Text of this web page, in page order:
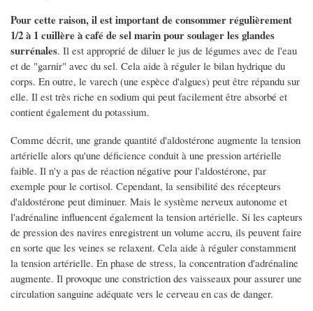
Pour cette raison, il est important de consommer régulièrement
1/2 à 1 cuillère à café de sel marin pour soulager les glandes
surrénales. Il est approprié de diluer le jus de légumes avec de l'eau
et de "garnir" avec du sel. Cela aide à réguler le bilan hydrique du
corps. En outre, le varech (une espèce d'algues) peut être répandu sur
elle. Il est très riche en sodium qui peut facilement être absorbé et
contient également du potassium.
Comme décrit, une grande quantité d'aldostérone augmente la tension
artérielle alors qu'une déficience conduit à une pression artérielle
faible. Il n'y a pas de réaction négative pour l'aldostérone, par
exemple pour le cortisol. Cependant, la sensibilité des récepteurs
d'aldostérone peut diminuer. Mais le système nerveux autonome et
l'adrénaline influencent également la tension artérielle. Si les capteurs
de pression des navires enregistrent un volume accru, ils peuvent faire
en sorte que les veines se relaxent. Cela aide à réguler constamment
la tension artérielle. En phase de stress, la concentration d'adrénaline
augmente. Il provoque une constriction des vaisseaux pour assurer une
circulation sanguine adéquate vers le cerveau en cas de danger.